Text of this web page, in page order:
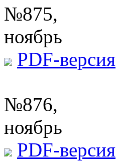
№875,
ноябрь
PDF-версия
№876,
ноябрь
PDF-версия